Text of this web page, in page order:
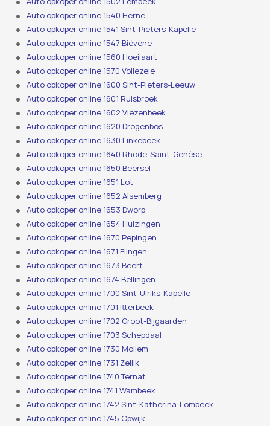
Auto opkoper online 1540 Herne
Auto opkoper online 1541 Sint-Pieters-Kapelle
Auto opkoper online 1547 Biévène
Auto opkoper online 1560 Hoeilaart
Auto opkoper online 1570 Vollezele
Auto opkoper online 1600 Sint-Pieters-Leeuw
Auto opkoper online 1601 Ruisbroek
Auto opkoper online 1602 Vlezenbeek
Auto opkoper online 1620 Drogenbos
Auto opkoper online 1630 Linkebeek
Auto opkoper online 1640 Rhode-Saint-Genèse
Auto opkoper online 1650 Beersel
Auto opkoper online 1651 Lot
Auto opkoper online 1652 Alsemberg
Auto opkoper online 1653 Dworp
Auto opkoper online 1654 Huizingen
Auto opkoper online 1670 Pepingen
Auto opkoper online 1671 Elingen
Auto opkoper online 1673 Beert
Auto opkoper online 1674 Bellingen
Auto opkoper online 1700 Sint-Ulriks-Kapelle
Auto opkoper online 1701 Itterbeek
Auto opkoper online 1702 Groot-Bijgaarden
Auto opkoper online 1703 Schepdaal
Auto opkoper online 1730 Mollem
Auto opkoper online 1731 Zellik
Auto opkoper online 1740 Ternat
Auto opkoper online 1741 Wambeek
Auto opkoper online 1742 Sint-Katherina-Lombeek
Auto opkoper online 1745 Opwijk